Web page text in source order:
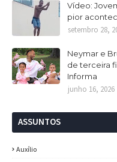
Vídeo:
pior
setembro 28,
Neymar e
de terceira
Informa
junho 16, 2026
ASSUNTOS
Auxílio